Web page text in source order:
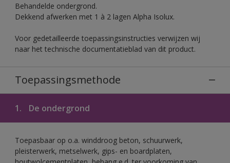
Behandelde ondergrond.
Dekkend afwerken met 1 à 2 lagen Alpha Isolux.
Voor gedetailleerde toepassingsinstructies verwijzen wij
naar het technische documentatieblad van dit product.
Toepassingsmethode
1. De ondergrond
Toepasbaar op o.a. winddroog beton, schuurwerk,
pleisterwerk, metselwerk, gips- en boardplaten,